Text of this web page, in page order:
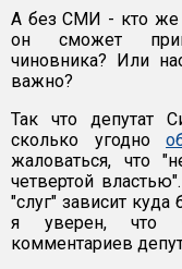
А без СМИ - кто же
он сможет
чиновника? Или
важно?
Так что депутат
сколько угодно
жаловаться, что
четвертой
"слуг" зависит
я уверен, что
комментариев